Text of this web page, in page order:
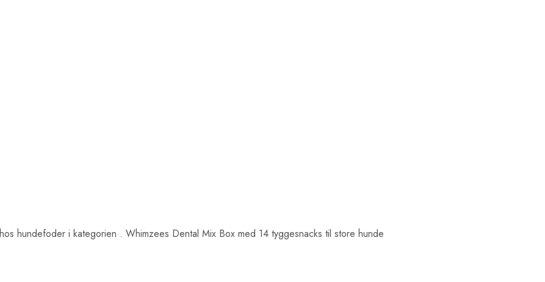
hos hundefoder i kategorien . Whimzees Dental Mix Box med 14 tyggesnacks til store hunde